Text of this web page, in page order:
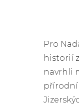
Pro
historií
navrhli
přírodní